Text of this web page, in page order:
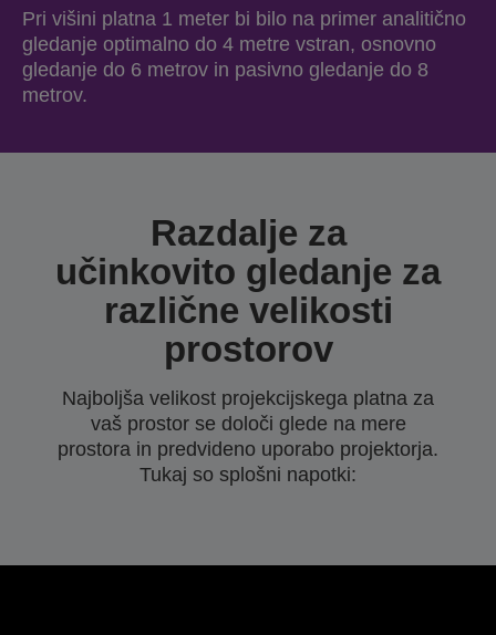
Pri višini platna 1 meter bi bilo na primer analitično
gledanje optimalno do 4 metre vstran, osnovno
gledanje do 6 metrov in pasivno gledanje do 8
metrov.
Razdalje za
učinkovito gledanje za
različne velikosti
prostorov
Najboljša velikost projekcijskega platna za
vaš prostor se določi glede na mere
prostora in predvideno uporabo projektorja.
Tukaj so splošni napotki: